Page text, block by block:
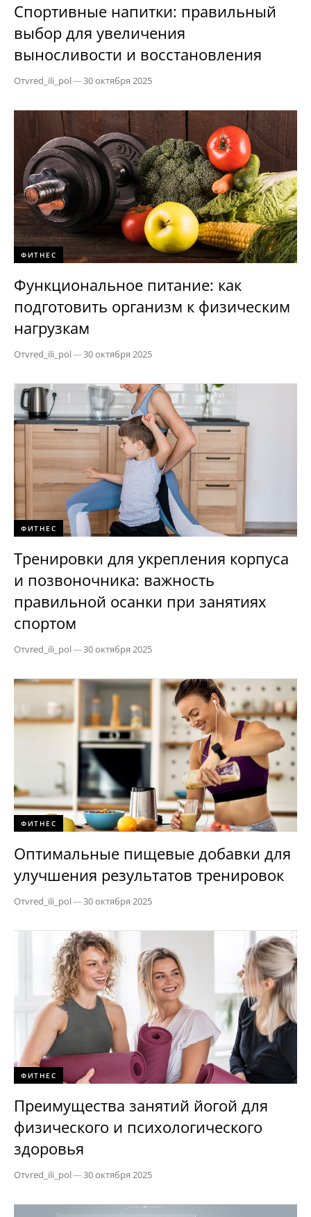
Спортивные напитки: правильный
выбор для увеличения
выносливости и восстановления
Отvred_ili_pol—30 октября 2025
ФИТНЕС
Функциональное питание: как
подготовить организм к физическим
нагрузкам
Отvred_ili_pol—30 октября 2025
ФИТНЕС
Тренировки для укрепления корпуса
и позвоночника: важность
правильной осанки при занятиях
спортом
Отvred_ili_pol—30 октября 2025
ФИТНЕС
Оптимальные пищевые добавки для
улучшения результатов тренировок
Отvred_ili_pol—30 октября 2025
ФИТНЕС
Преимущества занятий йогой для
физического и психологического
здоровья
Отvred_ili_pol—30 октября 2025